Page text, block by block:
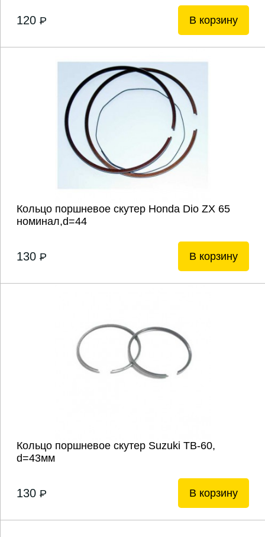
120 P В корзину
Кольцо поршневое скутер Honda Dio ZX 65
номинал,d=44
130 P В корзину
Кольцо поршневое скутер Suzuki ТВ-60,
d=43мм
130 P В корзину